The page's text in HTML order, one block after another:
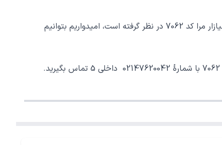
مجموعه زیورآلات نگار جعبه و پاکت مناسب هدیه برای آویز شعر قطره تویی بحر تویی لطف تویی قهر تویی قند تویی زهر تویی بیش میازار مرا کد 7062 در نظر گرفته است، امیدواریم بتوانیم